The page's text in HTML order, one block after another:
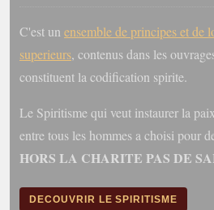
C'est un ensemble de principes et de
superieurs, contenus dans les
constituent la codification spirite.
Le Spiritisme qui veut instaurer la
entre tous les hommes a choisi pour
HORS LA CHARITE PAS DE
DECOUVRIR LE SPIRITISME